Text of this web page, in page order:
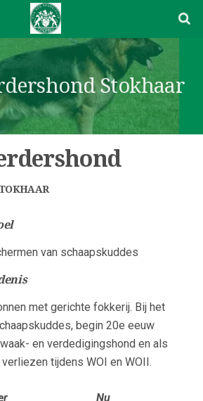
Stokhaar
van schaapskuddes
met gerichte fokkerij. Bij het
begin 20e eeuw
en verdedigingshond en als
tijdens WOI en WOII.
Nu